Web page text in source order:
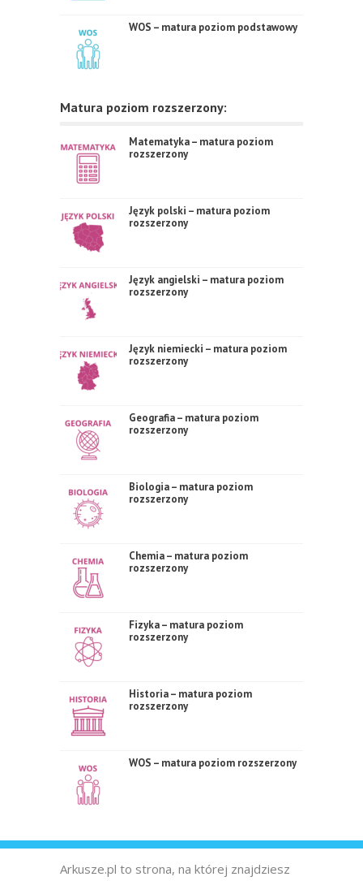
WOS – matura poziom podstawowy
Matura poziom rozszerzony:
Matematyka – matura poziom
rozszerzony
Język polski – matura poziom
rozszerzony
Język angielski – matura poziom
rozszerzony
Język niemiecki – matura poziom
rozszerzony
Geografia – matura poziom
rozszerzony
Biologia – matura poziom
rozszerzony
Chemia – matura poziom
rozszerzony
Fizyka – matura poziom
rozszerzony
Historia – matura poziom
rozszerzony
WOS – matura poziom rozszerzony
Arkusze.pl to strona, na której znajdziesz